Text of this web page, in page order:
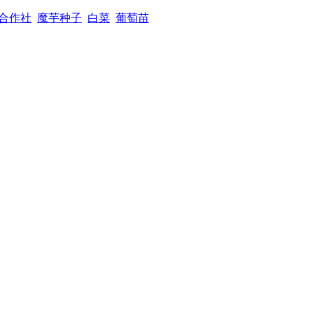
作社 魔芋种子 白菜 葡萄苗